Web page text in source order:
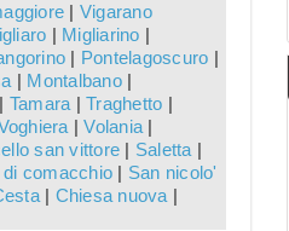
| Vigarano
| Migliarino |
| Pontelagoscuro |
| Montalbano|
| Tamara | Traghetto |
|Volania |
san vittore | Saletta |
di comacchio | San nicolo'
| Chiesa nuova |